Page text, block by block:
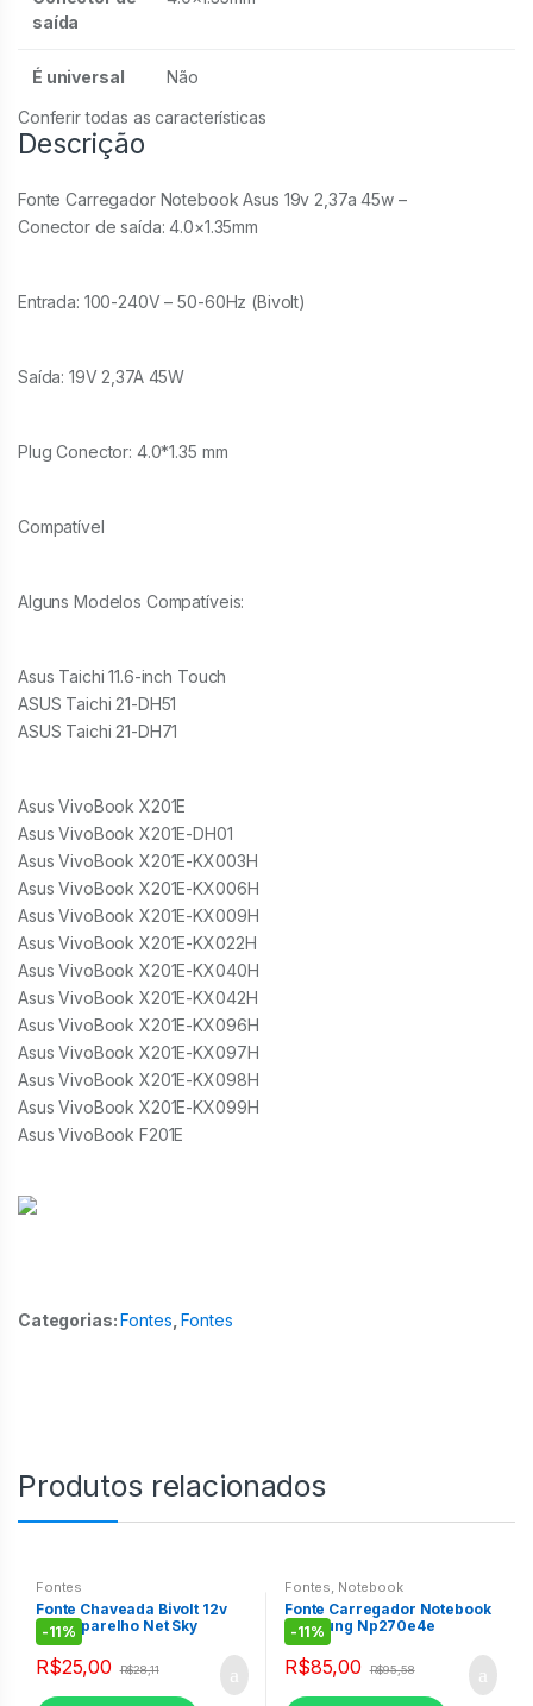
saída
É universal
Não
Conferir todas as características
Descrição
Fonte Carregador Notebook Asus 19v 2,37a 45w –
Conector de saída: 4.0×1.35mm
Entrada: 100-240V – 50-60Hz (Bivolt)
Saída: 19V 2,37A 45W
Plug Conector: 4.0*1.35 mm
Compatível
Alguns Modelos Compatíveis:
Asus Taichi 11.6-inch Touch
ASUS Taichi 21-DH51
ASUS Taichi 21-DH71
Asus VivoBook X201E
Asus VivoBook X201E-DH01
Asus VivoBook X201E-KX003H
Asus VivoBook X201E-KX006H
Asus VivoBook X201E-KX009H
Asus VivoBook X201E-KX022H
Asus VivoBook X201E-KX040H
Asus VivoBook X201E-KX042H
Asus VivoBook X201E-KX096H
Asus VivoBook X201E-KX097H
Asus VivoBook X201E-KX098H
Asus VivoBook X201E-KX099H
Asus VivoBook F201E
Categorias:Fontes ,Fontes
Produtos relacionados
Fontes
Fonte Chaveada Bivolt 12v
2,5a Aparelho Net Sky
-11%
R$25,00 R$28,11
Fontes, Notebook
Fonte Carregador Notebook
Samsung Np270e4e
Np270e5g Np275e4e
-11%
R$85,00 R$95,58